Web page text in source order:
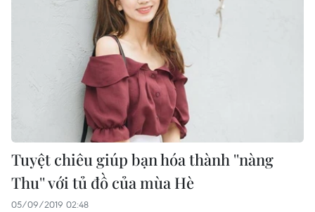
Tuyệt chiêu giúp bạn hóa thành ''nàng
Thu'' với tủ đồ của mùa Hè
05/09/2019 02:48